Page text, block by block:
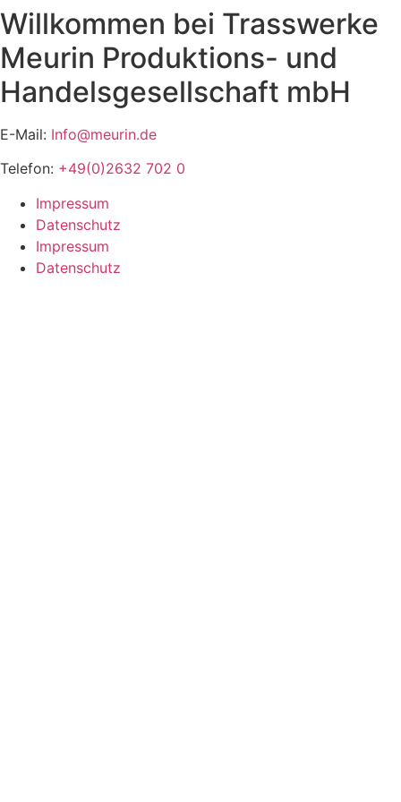
Zum
Inhalt
springen
Willkommen bei Trasswerke
Meurin Produktions- und
Handelsgesellschaft mbH
E-Mail: Info@meurin.de
Telefon: +49(0)2632 702 0
Impressum
Datenschutz
Impressum
Datenschutz